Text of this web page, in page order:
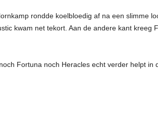
rondde koelbloedig af na een slimme
kwam net tekort. Aan de andere kant kreeg
Fortuna noch Heracles echt verder helpt